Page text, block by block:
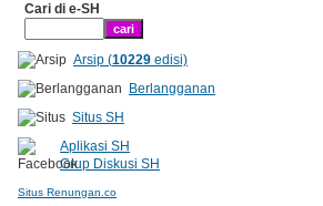
Cari di e-SH
Arsip (10229edisi)
Berlangganan
Situs SH
Aplikasi SH
Grup Diskusi SH
Situs Renungan.co